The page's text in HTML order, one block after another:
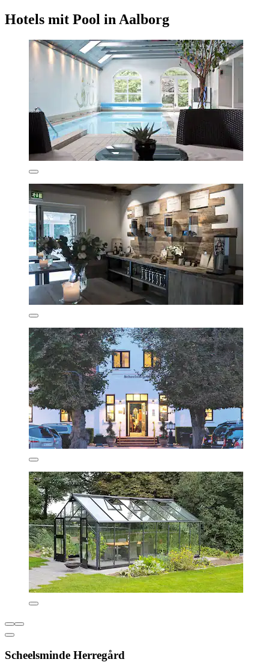
Hotels mit Pool in Aalborg
Scheelsminde Herregård